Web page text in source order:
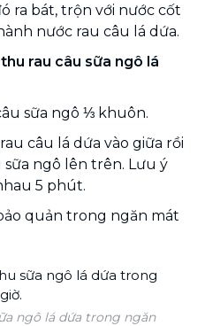
ra bát, trộn với nước cốt
nước rau câu lá dứa.
rau câu sữa ngô lá
sữa ngô ⅓ khuôn.
câu lá dứa vào giữa rồi
ngô lên trên. Lưu ý
5 phút.
quản trong ngăn mát
ngô lá dứa trong ngăn